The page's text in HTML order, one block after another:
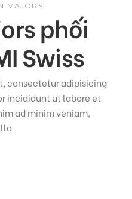
MAJORS
phối
Swiss
consectetur adipisicing
incididunt ut labore et
ad minim veniam,